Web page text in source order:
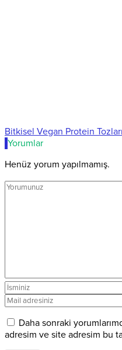
Bitkisel Vegan Protein
Yorumlar
Henüz yorum yapılmamış.
Daha sonraki
adresim ve site adresim bu